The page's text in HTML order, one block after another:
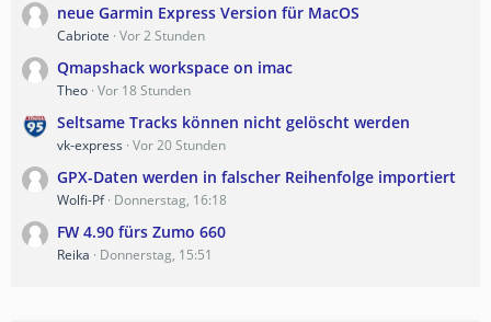
neue Garmin Express Version für MacOS
Cabriote Vor 2 Stunden
Qmapshack workspace on imac
Theo Vor 18 Stunden
Seltsame Tracks können nicht gelöscht werden
vk-express Vor 20 Stunden
GPX-Daten werden in falscher Reihenfolge importiert
Wolfi-Pf Donnerstag, 16:18
FW 4.90 fürs Zumo 660
Reika Donnerstag, 15:51